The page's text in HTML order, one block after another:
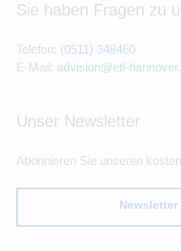
Sie haben Fragen zu
Telefon: (0511) 348460
E-Mail: advision@etl-
Unser Newsletter
Abonnieren Sie unseren